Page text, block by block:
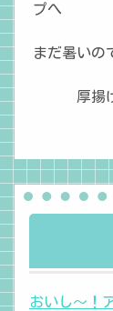
プへ
まだ暑いの
厚揚げ✖️
おいし～！